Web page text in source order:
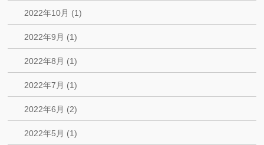
2022年10月 (1)
2022年9月 (1)
2022年8月 (1)
2022年7月 (1)
2022年6月 (2)
2022年5月 (1)